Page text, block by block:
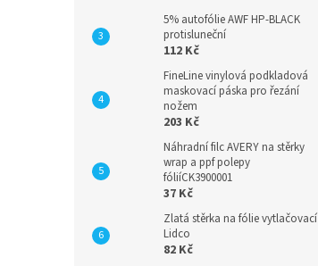
5% autofólie AWF HP-BLACK
protisluneční
112 Kč
FineLine vinylová podkladová
maskovací páska pro řezání
nožem
203 Kč
Náhradní filc AVERY na stěrky
wrap a ppf polepy
fóliíCK3900001
37 Kč
Zlatá stěrka na fólie vytlačovací
Lidco
82 Kč